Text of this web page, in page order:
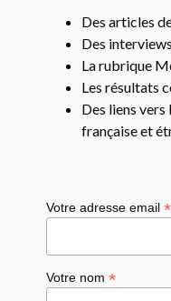
Des articles
Des
La rubrique
Les résultats
Des liens
française et
Votre adresse email*
Votre nom*